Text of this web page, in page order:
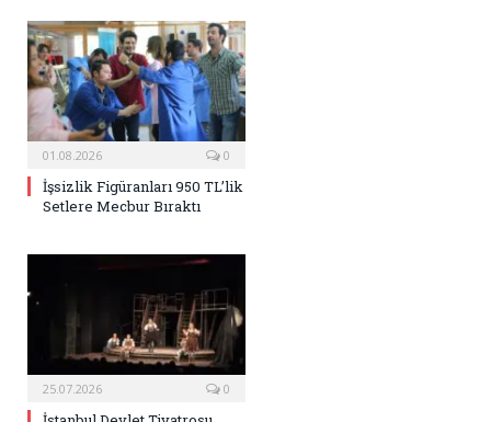
01.08.2026 0
İşsizlik Figüranları 950 TL’lik
Setlere Mecbur Bıraktı
25.07.2026 0